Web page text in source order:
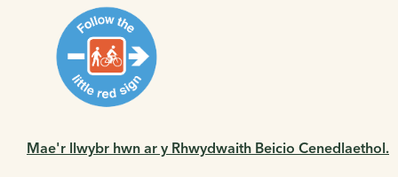
Mae'r llwybr hwn ar y Rhwydwaith Beicio Cenedlaethol.